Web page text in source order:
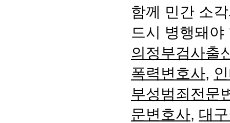
함께 민간 소
드시 병행돼야
의정부검사출
폭력변호사,
부성범죄전문
문변호사, 대